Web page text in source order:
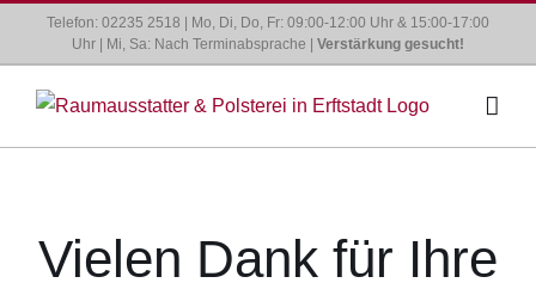
Telefon: 02235 2518 | Mo, Di, Do, Fr: 09:00-12:00 Uhr & 15:00-17:00
Uhr | Mi, Sa: Nach Terminabsprache | Verstärkung gesucht!
Vielen Dank für Ihre